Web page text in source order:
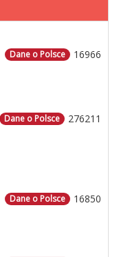
16966
Dane o Polsce
276211
Dane o Polsce
16850
Dane o Polsce